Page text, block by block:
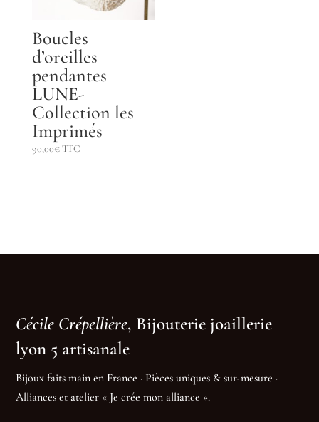
Boucles
d’oreilles
pendantes
LUNE-
Collection les
Imprimés
90,00€TTC
Cécile Crépellière, Bijouterie joaillerie
lyon 5 artisanale
Bijoux faits main en France · Pièces uniques & sur-mesure ·
Alliances et atelier « Je crée mon alliance ».